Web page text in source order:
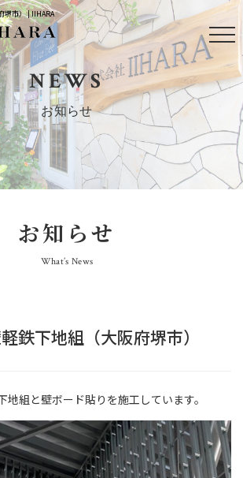
堺市） | IIHARA
NEWS
お知らせ
お知らせ
What’s News
鉄下地組（大阪府堺市）
地組と壁ボード貼りを施工しています。